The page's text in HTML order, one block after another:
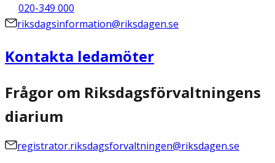
020-349 000
riksdagsinformation@riksdagen.se
Kontakta ledamöter
Frågor om Riksdagsförvaltningens
diarium
registrator.riksdagsforvaltningen@riksdagen.se